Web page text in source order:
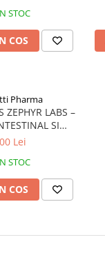
STOC
COS
Pharma
ZEPHYR LABS –
SI
DIGESTIV
Lei
STOC
COS